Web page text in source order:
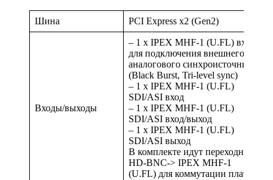
Шина PCI Express x2 (Gen2)
Входы/выходы
– 1 x IPEX MHF-1 (U.FL) вход
для подключения внешнего
аналогового синхроисточника
(Black Burst, Tri-level sync)
– 1 x IPEX MHF-1 (U.FL)
SDI/ASI вход
– 1 x IPEX MHF-1 (U.FL)
SDI/ASI вход/выход
– 1 x IPEX MHF-1 (U.FL)
SDI/ASI выход
В комплекте идут переходники
HD-BNC-> IPEX MHF-1
(U.FL) для коммутации платы.